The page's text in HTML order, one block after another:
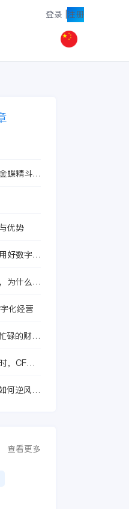
登录 注册
蝶精斗云
优势
好数字化
为什么越
化经营
碌的财务
，CFO
何逆风前
查看更多